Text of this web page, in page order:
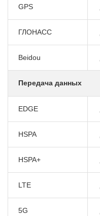
GPS
ГЛОНАСС
Beidou
Передача данных
EDGE
HSPA
HSPA+
LTE
5G